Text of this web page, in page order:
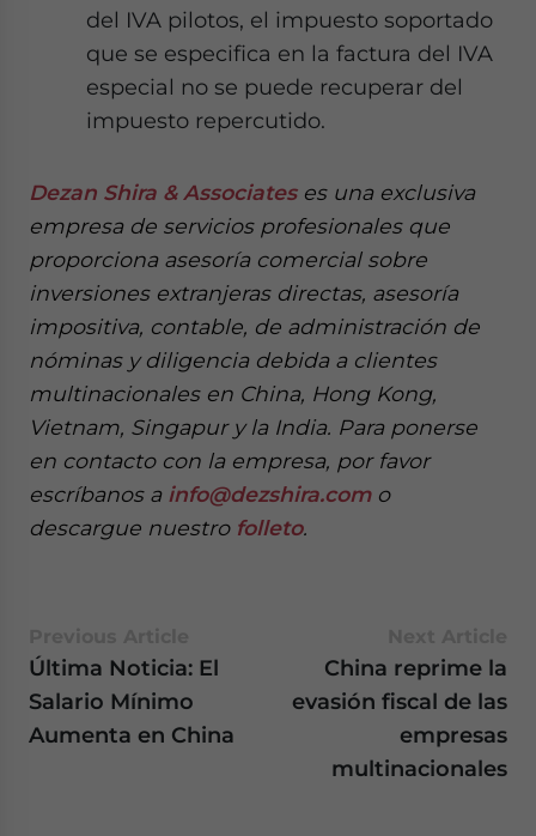
del IVA pilotos, el impuesto soportado
que se especifica en la factura del IVA
especial no se puede recuperar del
impuesto repercutido.
Dezan Shira & Associateses una exclusiva
empresa de servicios profesionales que
proporciona asesoría comercial sobre
inversiones extranjeras directas, asesoría
impositiva, contable, de administración de
nóminas y diligencia debida a clientes
multinacionales en China, Hong Kong,
Vietnam, Singapur y la India. Para ponerse
en contacto con la empresa, por favor
escríbanos a info@dezshira.como
descargue nuestro folleto.
Última Noticia: El
Salario Mínimo
Aumenta en China
China reprime la
evasión fiscal de las
empresas
multinacionales